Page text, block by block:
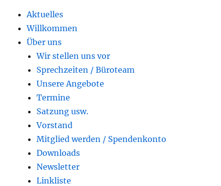
Aktuelles
Willkommen
Über uns
Wir stellen uns vor
Sprechzeiten / Büroteam
Unsere Angebote
Termine
Satzung usw.
Vorstand
Mitglied werden / Spendenkonto
Downloads
Newsletter
Linkliste